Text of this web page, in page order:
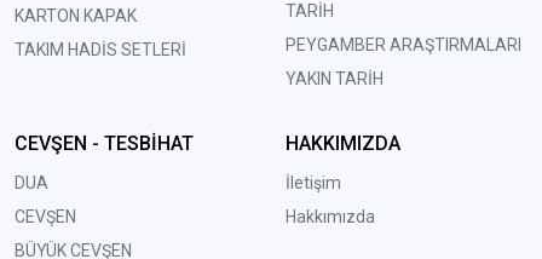
KARTON KAPAK
TAKIM HADİS SETLERİ
TARİH
PEYGAMBER ARAŞTIRMALARI
YAKIN TARİH
CEVŞEN - TESBİHAT
DUA
CEVŞEN
BÜYÜK CEVŞEN
HAKKIMIZDA
İletişim
Hakkımızda